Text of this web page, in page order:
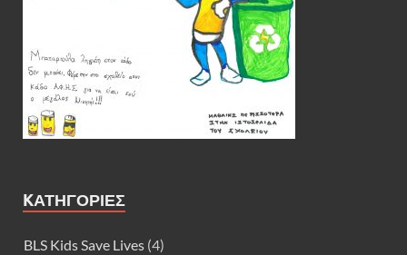
KΑΤΗΓΟΡΊΕΣ
BLS Kids Save Lives (4)